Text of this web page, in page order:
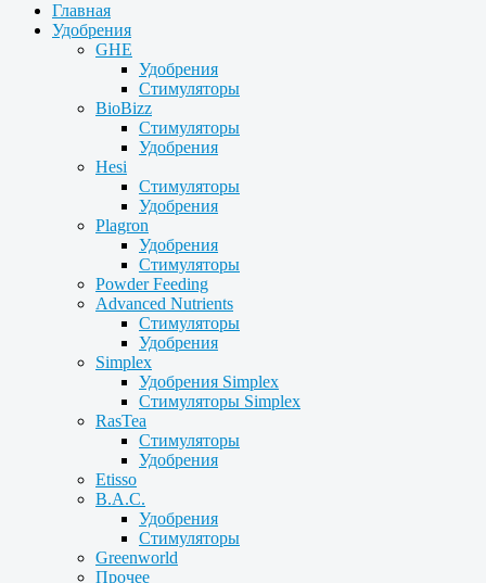
Главная
Удобрения
GHE
Удобрения
Стимуляторы
BioBizz
Стимуляторы
Удобрения
Hesi
Стимуляторы
Удобрения
Plagron
Удобрения
Стимуляторы
Powder Feeding
Advanced Nutrients
Стимуляторы
Удобрения
Simplex
Удобрения Simplex
Стимуляторы Simplex
RasTea
Стимуляторы
Удобрения
Etisso
B.A.C.
Удобрения
Стимуляторы
Greenworld
Прочее